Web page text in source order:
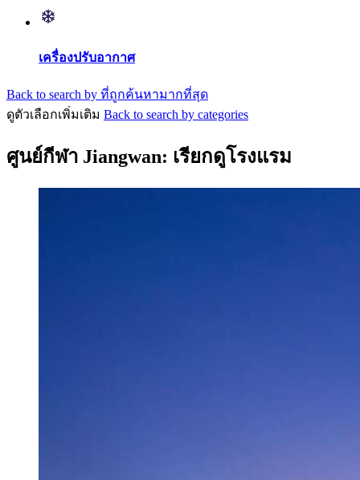
เครื่องปรับอากาศ
Back to search by ที่ถูกค้นหามากที่สุด
ดูตัวเลือกเพิ่มเติม Back to search by categories
ศูนย์กีฬา Jiangwan: เรียกดูโรงแรม